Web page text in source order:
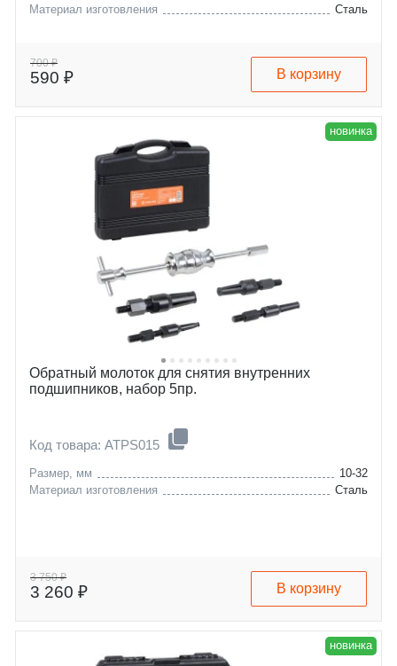
Материал изготовления Сталь
700 ₽
590 ₽ В корзину
новинка
Обратный молоток для снятия внутренних
подшипников, набор 5пр.
Код товара: ATPS015
Размер, мм
10-32
Материал изготовления
Сталь
3 750 ₽
3 260 ₽ В корзину
новинка